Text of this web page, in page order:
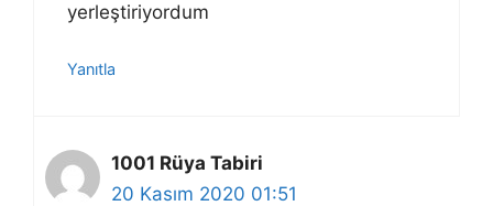
yerleştiriyordum
Yanıtla
1001 Rüya Tabiri
20 Kasım 2020 01:51